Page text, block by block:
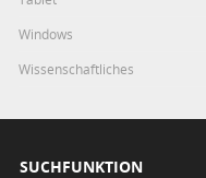
Windows
Wissenschaftliches
SUCHFUNKTION